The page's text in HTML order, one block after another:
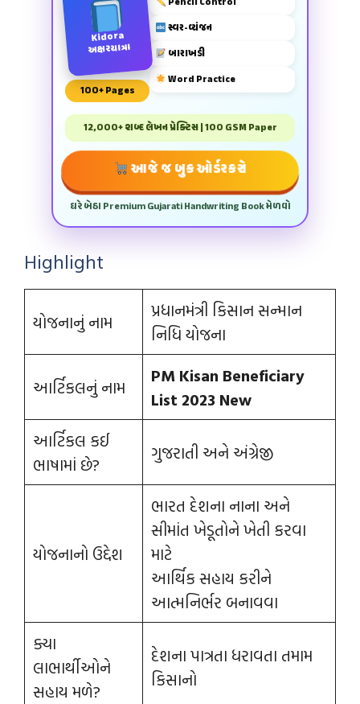
Kidora
અક્ષરયાત્રા
100+ Pages
સ્વર-વ્યંજન
બારાખડી
Word Practice
12,000+ શબ્દ લેખન પ્રેક્ટિસ | 100 GSM Paper
આજે જ બુક ઓર્ડર કરો
ઘરે બેઠા Premium Gujarati Handwriting Book મેળવો
Highlight
યોજનાનું નામ
પ્રધાનમંત્રી કિસાન સન્માન
નિધિ યોજના
આર્ટિકલનું નામ
PM Kisan Beneficiary
List 2023 New
આર્ટિકલ કઈ
ભાષામાં છે?
ગુજરાતી અને અંગ્રેજી
યોજનાનો ઉદ્દેશ
ભારત દેશના નાના અને
સીમાંત ખેડૂતોને ખેતી કરવા
માટે
આર્થિક સહાય કરીને
આત્મનિર્ભર બનાવવા
ક્યા
લાભાર્થીઓને
સહાય મળે?
દેશના પાત્રતા ધરાવતા તમામ
કિસાનો